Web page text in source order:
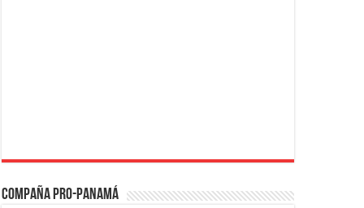
Compaña PRO-Panamá